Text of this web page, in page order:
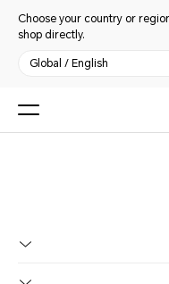
Choose your country or
shop directly.
Global / English